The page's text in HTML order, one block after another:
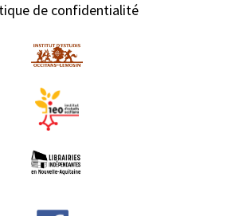
de confidentialité